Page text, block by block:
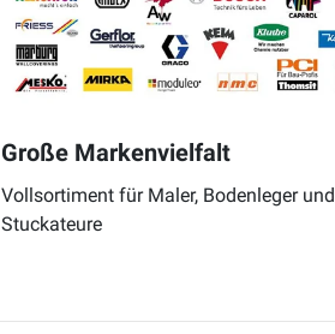
Große Markenvielfalt
Vollsortiment für Maler, Bodenleger und
Stuckateure